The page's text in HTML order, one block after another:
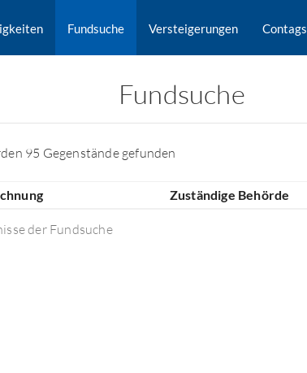
Fundsuche Versteigerungen Contags
Fundsuche
nach Orten gesucht.
95 Gegenstände gefunden
der Fundsuche
Zuständige Behörde